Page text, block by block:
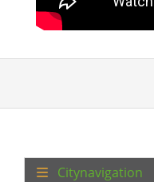
Citynavigation